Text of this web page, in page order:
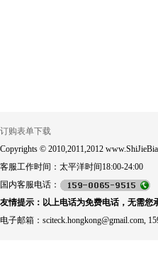
订购表单下载
Copyrights © 2010,2011,2012
客服工作时间：太平洋时间18:00-24:00
国内客服电话：
友情提示：以上电话为免费电话，无需
电子邮箱：sciteck.hongkong@gmail.com,